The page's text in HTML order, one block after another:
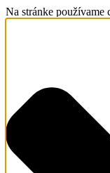
Na stránke používame